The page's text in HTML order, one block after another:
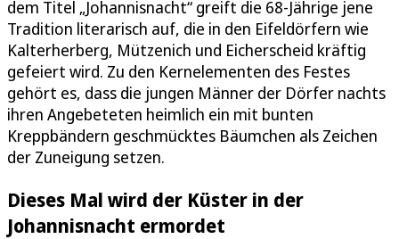
dem Titel „Johannisnacht“ greift die 68-Jährige jene
Tradition literarisch auf, die in den Eifeldörfern wie
Kalterherberg, Mützenich und Eicherscheid kräftig
gefeiert wird. Zu den Kernelementen des Festes
gehört es, dass die jungen Männer der Dörfer nachts
ihren Angebeteten heimlich ein mit bunten
Kreppbändern geschmücktes Bäumchen als Zeichen
der Zuneigung setzen.
Dieses Mal wird der Küster in der
Johannisnacht ermordet